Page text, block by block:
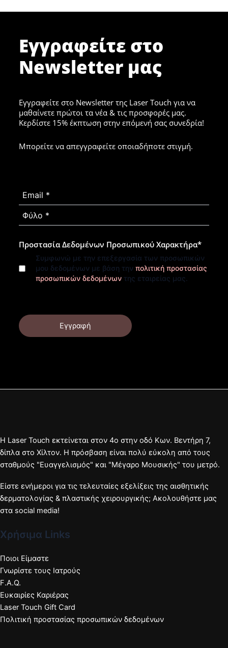
Εγγραφείτε στο
Newsletter μας
Εγγραφείτε στο Newsletter της Laser Touch για να
μαθαίνετε πρώτοι τα νέα & τις προσφορές μας.
Κερδίστε 15% έκπτωση στην επόμενή σας συνεδρία!
Μπορείτε να απεγγραφείτε οποιαδήποτε στιγμή.
Προστασία Δεδομένων Προσωπικού Χαρακτήρα*
Συμφωνώ με την επεξεργασία των προσωπικών
μου δεδομένων με βάση την πολιτική προστασίας
προσωπικών δεδομένων της εταιρείας μας.
Εγγραφή
Η Laser Touch εκτείνεται στον 4ο στην οδό Κων. Βεντήρη 7,
δίπλα στο Χίλτον. Η πρόσβαση είναι πολύ εύκολη από τους
σταθμούς "Ευαγγελισμός" και "Μέγαρο Μουσικής" του μετρό.
Είστε ενήμεροι για τις τελευταίες εξελίξεις της αισθητικής
δερματολογίας & πλαστικής χειρουργικής; Ακολουθήστε μας
στα social media!
Χρήσιμα Links
Ποιοι Είμαστε
Γνωρίστε τους Ιατρούς
F.A.Q.
Ευκαιρίες Καριέρας
Laser Touch Gift Card
Πολιτική προστασίας προσωπικών δεδομένων